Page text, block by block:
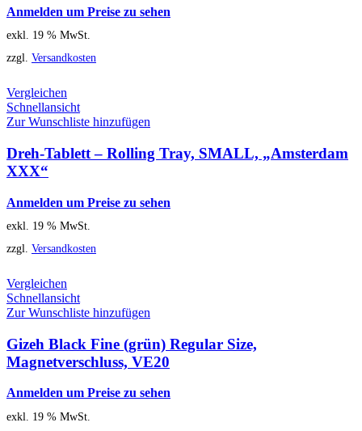
Anmelden um Preise zu sehen
exkl. 19 % MwSt.
zzgl. Versandkosten
Vergleichen
Schnellansicht
Zur Wunschliste hinzufügen
Dreh-Tablett – Rolling Tray, SMALL, „Amsterdam
XXX“
Anmelden um Preise zu sehen
exkl. 19 % MwSt.
zzgl. Versandkosten
Vergleichen
Schnellansicht
Zur Wunschliste hinzufügen
Gizeh Black Fine (grün) Regular Size,
Magnetverschluss, VE20
Anmelden um Preise zu sehen
exkl. 19 % MwSt.